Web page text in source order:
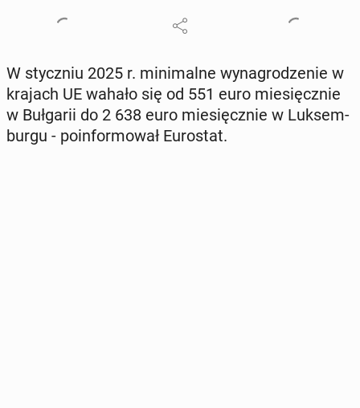
W stycz­niu 2025 r. mi­ni­mal­ne wy­na­gro­dze­nie w
krajach UE wahało się od 551 euro mie­sięcz­nie
w Buł­ga­rii do 2 638 euro mie­sięcz­nie w Luk­sem­
bur­gu - po­in­for­mo­wał Eu­ro­stat.